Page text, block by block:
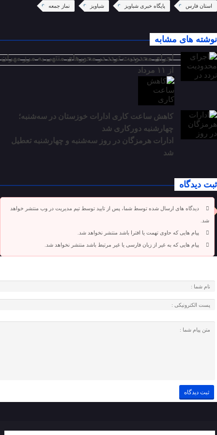
استان فارس پایگاه خبری شباویز شباویز نماز جمعه
نوشته های مشابه
اجرای محدودیت تردد در محورهای منتهی به مرز مهران
از ۱۱ مرداد
کاهش ساعت کاری ادارات خوزستان در سه‌شنبه؛
چهارشنبه دورکاری شد
ادارات هرمزگان در روز سه‌شنبه و چهارشنبه تعطیل
شد
ثبت دیدگاه
دیدگاه های ارسال شده توسط شما، پس از تایید توسط تیم مدیریت در وب منتشر خواهد
شد.
پیام هایی که حاوی تهمت یا افترا باشد منتشر نخواهد شد.
پیام هایی که به غیر از زبان فارسی یا غیر مرتبط باشد منتشر نخواهد شد.